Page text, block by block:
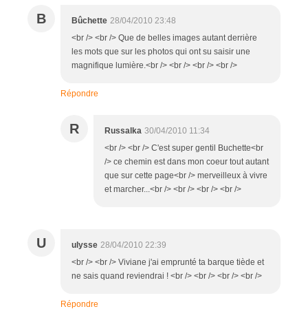
B Bûchette 28/04/2010 23:48
<br /> <br /> Que de belles images autant derrière
les mots que sur les photos qui ont su saisir une
magnifique lumière.<br /> <br /> <br /> <br />
Répondre
R Russalka 30/04/2010 11:34
<br /> <br /> C'est super gentil Buchette<br
/> ce chemin est dans mon coeur tout autant
que sur cette page<br /> merveilleux à vivre
et marcher...<br /> <br /> <br /> <br />
U ulysse 28/04/2010 22:39
<br /> <br /> Viviane j'ai emprunté ta barque tiède et
ne sais quand reviendrai ! <br /> <br /> <br /> <br />
Répondre